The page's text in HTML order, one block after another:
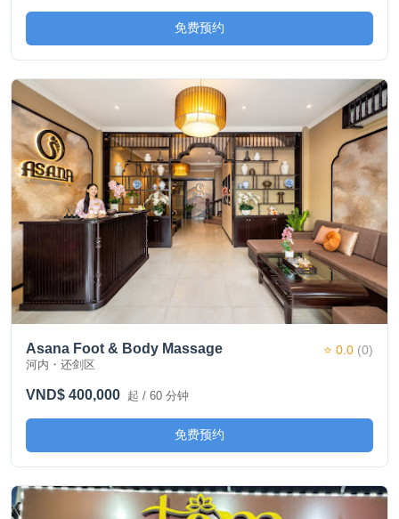
免费预约
Asana Foot & Body Massage
河内・还剑区
⭐ 0.0 (0)
VND$ 400,000 起 / 60 分钟
免费预约